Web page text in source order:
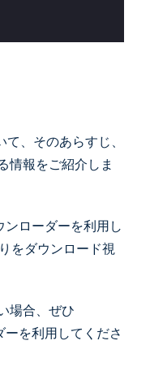
、そのあらすじ、
情報をご紹介しま
ローダーを利用し
をダウンロード視
場合、ぜひ
ーを利用してくださ